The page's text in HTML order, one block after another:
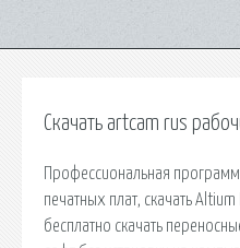
Скачать artcam rus
Профессиональная
печатных плат, скачать
бесплатно скачать